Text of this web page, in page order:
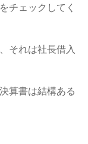
チェックしてく
それは社長借入
算書は結構ある